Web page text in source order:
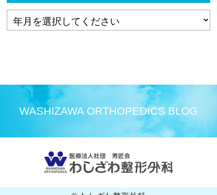
WASHIZAWA ORTHOPEDICS BLOG